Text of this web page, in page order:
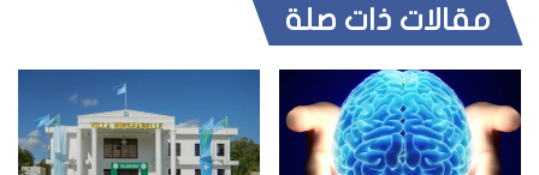
مقالات ذات صلة